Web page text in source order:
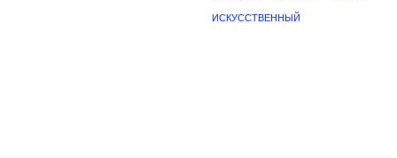
ИСКУССТВЕННЫЙ